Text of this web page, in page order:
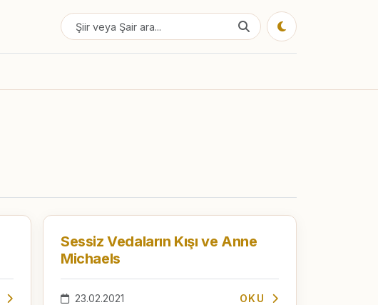
Sessiz Vedaların Kışı ve Anne
Michaels
23.02.2021 OKU